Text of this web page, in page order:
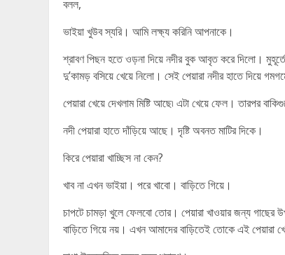
বলল,
ভাইয়া খুউব স্যরি। আমি লক্ষ্য করিনি আপনাকে।
শ্রাবণ পিছন হতে ওড়না দিয়ে নদীর বুক আবৃত করে দিলো।
দু’কামড় বসিয়ে খেয়ে নিলো। সেই পেয়ারা নদীর হাতে দিয়ে
পেয়ারা খেয়ে দেখলাম মিষ্টি আছে৷ এটা খেয়ে ফেল। তারপর
নদী পেয়ারা হাতে দাঁড়িয়ে আছে। দৃষ্টি অবনত মাটির দিকে।
কিরে পেয়ারা খাচ্ছিস না কেন?
খাব না এখন ভাইয়া। পরে খাবো। বাড়িতে গিয়ে।
চাপটে চামড়া খুলে ফেলবো তোর। পেয়ারা খাওয়ার জন্য
বাড়িতে গিয়ে নয়। এখন আমাদের বাড়িতেই তোকে এই পেয়ারা